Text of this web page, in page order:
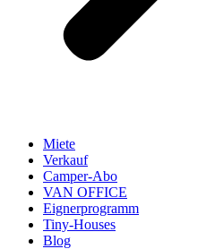
Miete
Verkauf
Camper-Abo
VAN OFFICE
Eignerprogramm
Tiny-Houses
Blog